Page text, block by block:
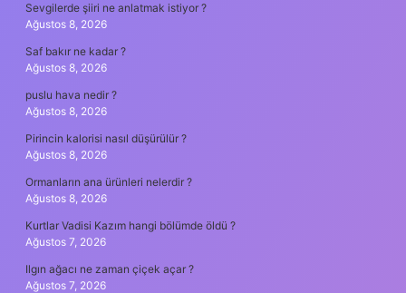
Sevgilerde şiiri ne anlatmak istiyor ?
Ağustos 8, 2026
Saf bakır ne kadar ?
Ağustos 8, 2026
puslu hava nedir ?
Ağustos 8, 2026
Pirincin kalorisi nasıl düşürülür ?
Ağustos 8, 2026
Ormanların ana ürünleri nelerdir ?
Ağustos 8, 2026
Kurtlar Vadisi Kazım hangi bölümde öldü ?
Ağustos 7, 2026
Ilgın ağacı ne zaman çiçek açar ?
Ağustos 7, 2026